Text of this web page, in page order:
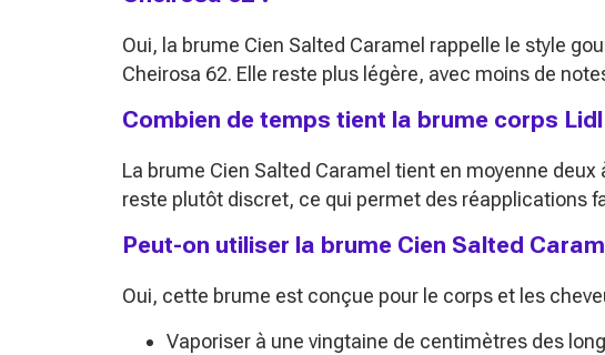
Oui, la brume Cien Salted Caramel rappelle le style
Cheirosa 62. Elle reste plus légère, avec moins de
Combien de temps tient la brume corps
La brume Cien Salted Caramel tient en moyenne
reste plutôt discret, ce qui permet des réapplications
Peut-on utiliser la brume Cien Salted
Oui, cette brume est conçue pour le corps et les
Vaporiser à une vingtaine de centimètres des